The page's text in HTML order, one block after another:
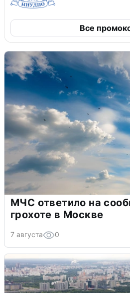
Все
МЧС ответило на
грохоте в Москве
7 августа 0